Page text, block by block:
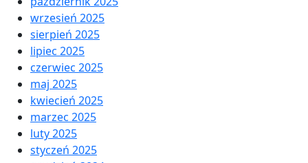
wrzesień 2025
sierpień 2025
lipiec 2025
czerwiec 2025
maj 2025
kwiecień 2025
marzec 2025
luty 2025
styczeń 2025